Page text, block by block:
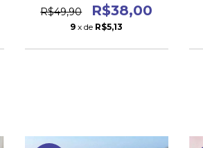
R$49,90 R$38,00
9 x de R$5,13